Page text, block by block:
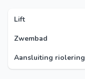
Lift
Zwembad
Aansluiting riolering